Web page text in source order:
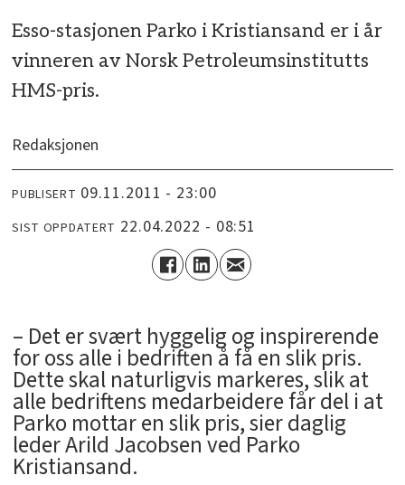
Esso-stasjonen Parko i Kristiansand er i år
vinneren av Norsk Petroleumsinstitutts
HMS-pris.
Redaksjonen
PUBLISERT 09.11.2011 - 23:00
SIST OPPDATERT 22.04.2022 - 08:51
– Det er svært hyggelig og inspirerende
for oss alle i bedriften å få en slik pris.
Dette skal naturligvis markeres, slik at
alle bedriftens medarbeidere får del i at
Parko mottar en slik pris, sier daglig
leder Arild Jacobsen ved Parko
Kristiansand.